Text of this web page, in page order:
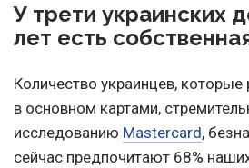
У трети украинских
лет есть
Количество украинцев,
в основном картами,
исследованию Mastercard,
сейчас предпочитают 68%